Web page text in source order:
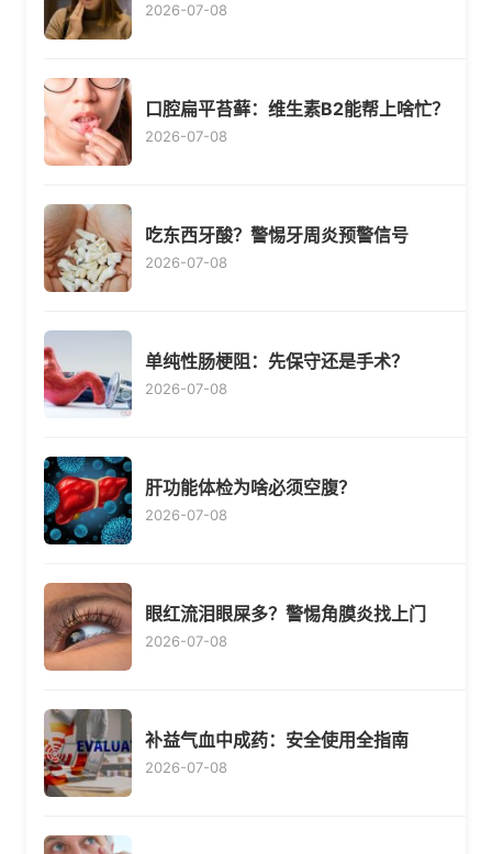
2026-07-08
口腔扁平苔藓：维生素B2能帮上啥忙？
2026-07-08
吃东西牙酸？警惕牙周炎预警信号
2026-07-08
单纯性肠梗阻：先保守还是手术？
2026-07-08
肝功能体检为啥必须空腹？
2026-07-08
眼红流泪眼屎多？警惕角膜炎找上门
2026-07-08
补益气血中成药：安全使用全指南
2026-07-08